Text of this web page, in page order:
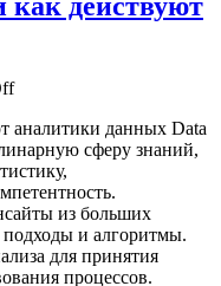
как действуют
on
такое
data
science
и
как
действуют
аналитики
данных
аналитики данных Data
сферу знаний,
из больших
и алгоритмы.
для принятия
процессов.